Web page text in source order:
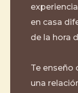
en casa
de la hora
Te enseño
una